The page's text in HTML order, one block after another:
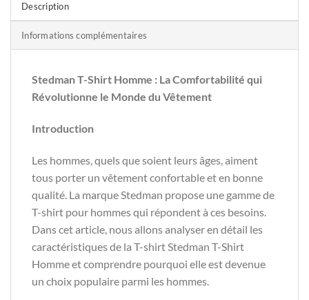
Description
Informations complémentaires
Stedman T-Shirt Homme : La Comfortabilité qui
Révolutionne le Monde du Vêtement
Introduction
Les hommes, quels que soient leurs âges, aiment
tous porter un vêtement confortable et en bonne
qualité. La marque Stedman propose une gamme de
T-shirt pour hommes qui répondent à ces besoins.
Dans cet article, nous allons analyser en détail les
caractéristiques de la T-shirt Stedman T-Shirt
Homme et comprendre pourquoi elle est devenue
un choix populaire parmi les hommes.